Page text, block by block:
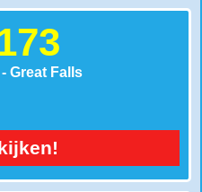
Great Falls